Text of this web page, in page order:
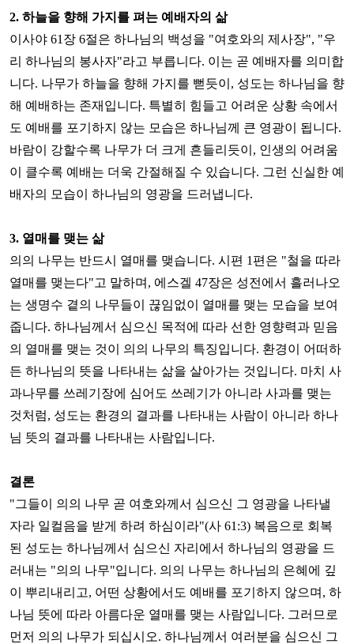
2. 하늘을 향해 가지를 펴는 예배자의 삶
이사야 61 장 6절은 하나님의 백성을 "여호와의 제사장", "우
리 하나님의 봉사자"라고 부릅니다. 이는 곧 예배자를 의미합
니다. 나무가 하늘을 향해 가지를 뻗듯이 , 성도는 하나님을 향
해 예배하는 존재입니다. 특별히 힘들고 어려운 상황 속에서
도 예배를 포기하지 않는 모습은 하나님께 큰 영광이 됩니다.
바람이 강할수록 나무가 더 크게 흔들리듯이 , 인생의 어려움
이 클수록 예배는 더욱 간절해질 수 있습니다. 그런 신실한 예
배자의 모습이 하나님의 영광을 드러냅니다.
3. 열매를 맺는 삶
의의 나무는 반드시 열매를 맺습니다. 시편 1 편은 "철을 따라
열매를 맺는다"고 말하며 , 에스겔 47장은 성전에서 흘러나오
는 생명수 곁의 나무들이 끊임없이 열매를 맺는 모습을 보여
줍니다. 하나님께서 심으신 목적에 따라 선한 영향력과 믿음
의 열매를 맺는 것이 의의 나무의 특징입니다. 환경이 어떠하
든 하나님의 뜻을 나타내는 삶을 살아가는 것입니다. 마치 사
과나무를 쓰레기장에 심어도 쓰레기가 아니라 사과를 맺는
것처럼, 성도는 환경의 결과를 나타내는 사람이 아니라 하나
님 뜻의 결과를 나타내는 사람입니다.
결론
"그들이 의의 나무 곧 여호와께서 심으신 그 영광을 나타낼
자라 일컬음을 받게 하려 하심이라"(사 61:3) 복음으로 회복
된 성도는 하나님께서 심으신 자리에서 하나님의 영광을 드
러내는 "의의 나무"입니다. 의의 나무는 하나님의 은혜에 깊
이 뿌리내리고, 어떤 상황에서도 예배를 포기하지 않으며 , 하
나님 뜻에 따라 아름다운 열매를 맺는 사람입니다. 그러므로
먼저 의의 나무가 되십시오. 하나님께서 여러분을 심으신 그